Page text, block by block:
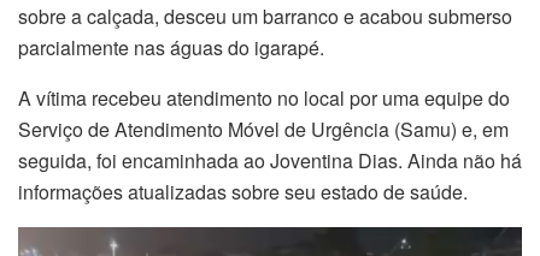
sobre a calçada, desceu um barranco e acabou submerso
parcialmente nas águas do igarapé.
A vítima recebeu atendimento no local por uma equipe do
Serviço de Atendimento Móvel de Urgência (Samu) e, em
seguida, foi encaminhada ao Joventina Dias. Ainda não há
informações atualizadas sobre seu estado de saúde.
Tocador